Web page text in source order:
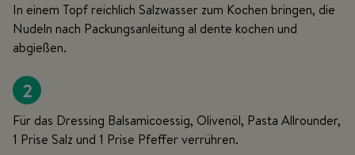
In einem Topf reichlich Salzwasser zum Kochen bringen, die
Nudeln nach Packungsanleitung al dente kochen und
abgießen.
2
Für das Dressing Balsamicoessig, Olivenöl, Pasta Allrounder,
1 Prise Salz und 1 Prise Pfeffer verrühren.